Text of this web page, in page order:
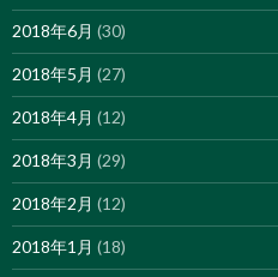
2018年6月 (30)
2018年5月 (27)
2018年4月 (12)
2018年3月 (29)
2018年2月 (12)
2018年1月 (18)